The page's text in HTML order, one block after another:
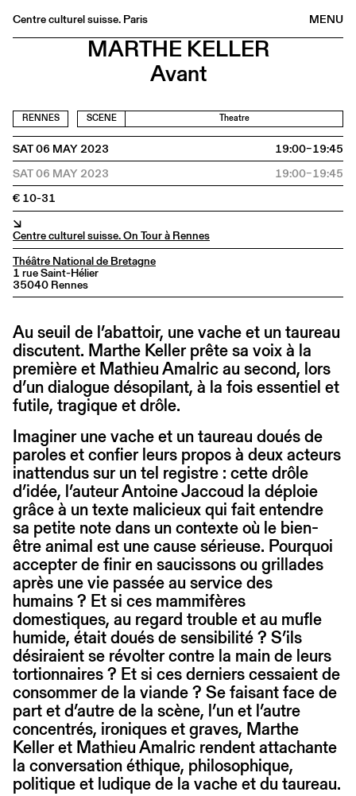
MENU
Centre culturel suisse. Paris
Archives
Medias
Publications
About
FR
/
MATHIEU AMALRIC ET
MARTHE KELLER
Avant
RENNES SCENE Theatre
SAT 06 MAY 2023
19:00–19:45
SAT 06 MAY 2023
19:00–19:45
€ 10-31
↘
Centre culturel suisse. On Tour à Rennes
Théâtre National de Bretagne
1 rue Saint-Hélier
35040 Rennes
Au seuil de l’abattoir, une vache et un taureau
discutent. Marthe Keller prête sa voix à la
première et Mathieu Amalric au second, lors
d’un dialogue désopilant, à la fois essentiel et
futile, tragique et drôle.
Imaginer une vache et un taureau doués de
paroles et confier leurs propos à deux acteurs
inattendus sur un tel registre : cette drôle
d’idée, l’auteur Antoine Jaccoud la déploie
grâce à un texte malicieux qui fait entendre
sa petite note dans un contexte où le bien-
être animal est une cause sérieuse. Pourquoi
accepter de finir en saucissons ou grillades
après une vie passée au service des
humains ? Et si ces mammifères
domestiques, au regard trouble et au mufle
humide, était doués de sensibilité ? S’ils
désiraient se révolter contre la main de leurs
tortionnaires ? Et si ces derniers cessaient de
consommer de la viande ? Se faisant face de
part et d’autre de la scène, l’un et l’autre
concentrés, ironiques et graves, Marthe
Keller et Mathieu Amalric rendent attachante
la conversation éthique, philosophique,
politique et ludique de la vache et du taureau.